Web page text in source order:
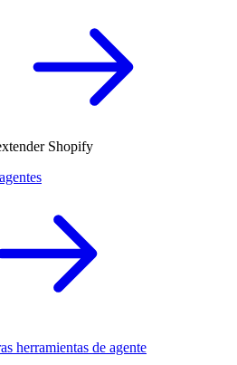
Shopify
herramientas de agente